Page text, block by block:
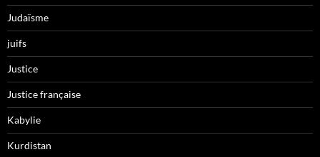
Judaïsme
juifs
Justice
Justice française
Kabylie
Kurdistan